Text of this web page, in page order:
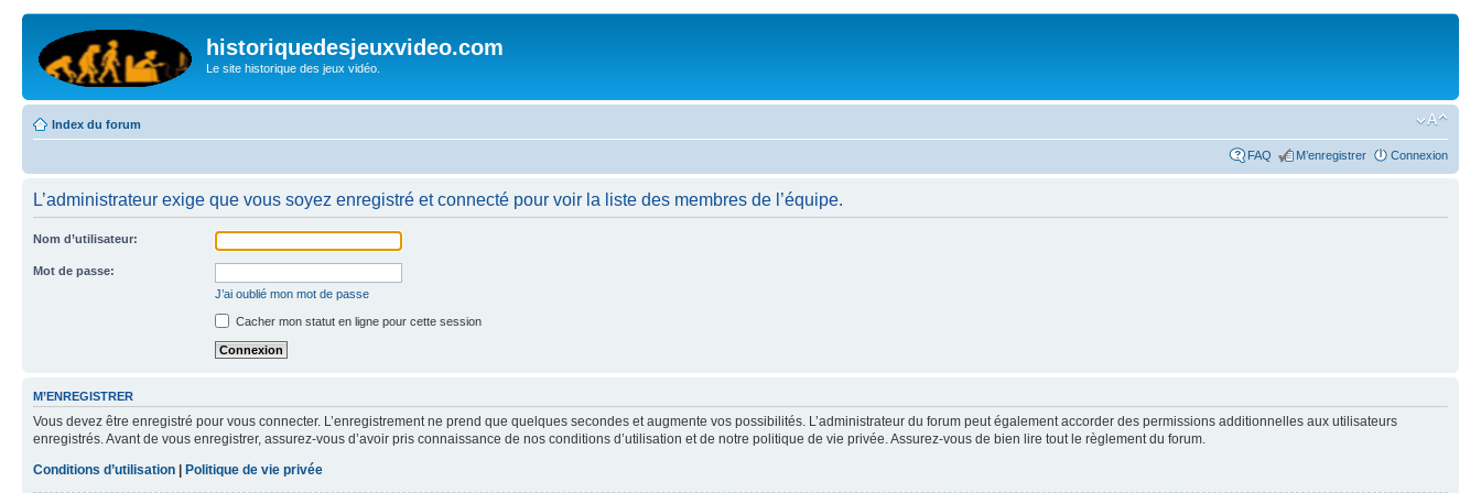
historiquedesjeuxvideo.com
Le site historique des jeux vidéo.
Index du forum
FAQ M’enregistrer Connexion
L’administrateur exige que vous soyez enregistré et connecté pour voir la liste des membres de l’équipe.
Nom d’utilisateur:
Mot de passe:
J’ai oublié mon mot de passe
Cacher mon statut en ligne pour cette session
M’ENREGISTRER
Vous devez être enregistré pour vous connecter. L’enregistrement ne prend que quelques secondes et augmente vos possibilités. L’administrateur du forum peut également accorder des permissions additionnelles aux utilisateurs
enregistrés. Avant de vous enregistrer, assurez-vous d’avoir pris connaissance de nos conditions d’utilisation et de notre politique de vie privée. Assurez-vous de bien lire tout le règlement du forum.
Conditions d’utilisation
Politique de vie privée